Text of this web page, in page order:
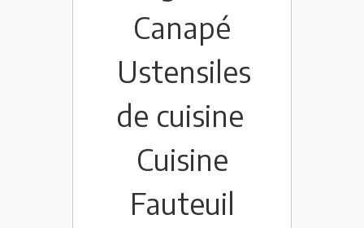
Canapé
Ustensiles
de cuisine
Cuisine
Fauteuil